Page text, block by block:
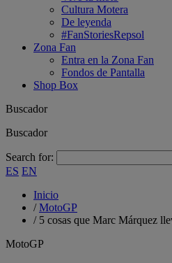
Cultura Motera
De leyenda
#FanStoriesRepsol
Zona Fan
Entra en la Zona Fan
Fondos de Pantalla
Shop Box
Buscador
Buscador
Search for:
ES EN
Inicio
/MotoGP
/ 5 cosas que Marc Márquez
MotoGP